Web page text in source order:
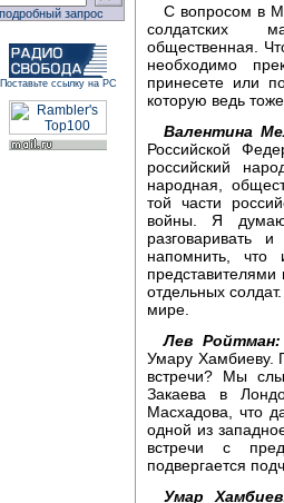
подробный запрос
Поставьте ссылку на РС
С вопросом в
солдатских
общественная.
необходимо
принесете или
которую ведь
Валентина
Российской
российский
народная,
той части
войны. Я
разговаривать
напомнить, что
отдельных
мире.
Лев Ройтман:
Умару Хамбиеву.
встречи? Мы
Закаева в
Масхадова, что
одной из
встречи с
подвергается
Умар